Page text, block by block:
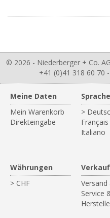
© 2026 - Niederberger + Co.
+41 (0)41 318 60 70
Meine Daten
Mein Warenkorb
Direkteingabe
>
Français
Italiano
Währungen
> CHF
Service